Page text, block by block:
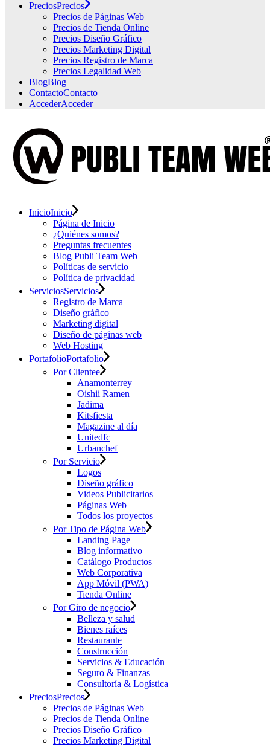
PreciosPrecios
Precios de Páginas Web
Precios de Tienda Online
Precios Diseño Gráfico
Precios Marketing Digital
Precios Registro de Marca
Precios Legalidad Web
BlogBlog
ContactoContacto
AccederAcceder
InicioInicio
Página de Inicio
¿Quiénes somos?
Preguntas frecuentes
Blog Publi Team Web
Políticas de servicio
Política de privacidad
ServiciosServicios
Registro de Marca
Diseño gráfico
Marketing digital
Diseño de páginas web
Web Hosting
PortafolioPortafolio
Por Clientee
Anamonterrey
Oishii Ramen
Jadima
Kitsfiesta
Magazine al día
Unitedfc
Urbanchef
Por Servicio
Logos
Diseño gráfico
Videos Publicitarios
Páginas Web
Todos los proyectos
Por Tipo de Página Web
Landing Page
Blog informativo
Catálogo Productos
Web Corporativa
App Móvil (PWA)
Tienda Online
Por Giro de negocio
Belleza y salud
Bienes raíces
Restaurante
Construcción
Servicios & Educación
Seguro & Finanzas
Consultoría & Logística
PreciosPrecios
Precios de Páginas Web
Precios de Tienda Online
Precios Diseño Gráfico
Precios Marketing Digital